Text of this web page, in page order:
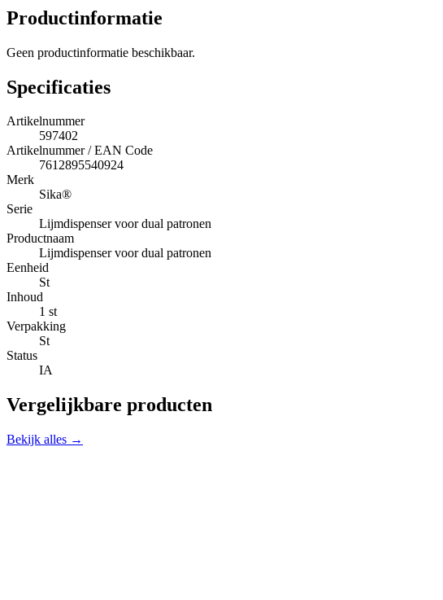
Productinformatie
Geen productinformatie beschikbaar.
Specificaties
Artikelnummer
597402
Artikelnummer / EAN Code
7612895540924
Merk
Sika®
Serie
Lijmdispenser voor dual patronen
Productnaam
Lijmdispenser voor dual patronen
Eenheid
St
Inhoud
1 st
Verpakking
St
Status
IA
Vergelijkbare producten
Bekijk alles →